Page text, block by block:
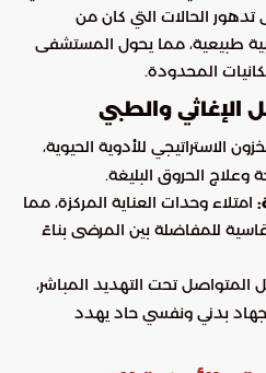
تدهور الحالات التي كان من
طبيعية، مما يحول المستشفى
المحدودة.
الإغاثي والطبي
الاستراتيجي للأدوية الحيوية،
وعلاج الحروق البليغة.
امتلاء وحدات العناية المركزة، مما
للمفاضلة بين المرضى بناءً
المتواصل تحت التهديد المباشر،
بدني ونفسي حاد يهدد